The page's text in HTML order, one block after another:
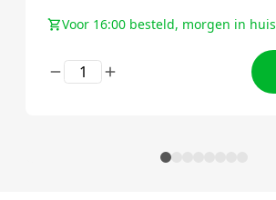
Voor 16:00 besteld, morgen in huis